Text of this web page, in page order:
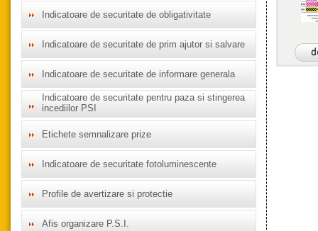
Indicatoare de securitate de obligativitate
Indicatoare de securitate de prim ajutor si salvare
Indicatoare de securitate de informare generala
Indicatoare de securitate pentru paza si stingerea
incediilor PSI
Etichete semnalizare prize
Indicatoare de securitate fotoluminescente
Profile de avertizare si protectie
Afis organizare P.S.I.